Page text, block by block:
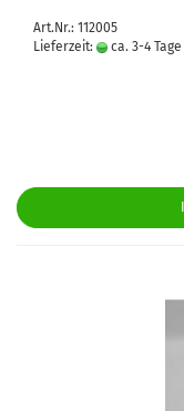
Art.Nr.: 112005
Lieferzeit:
ca. 3-4 Tage